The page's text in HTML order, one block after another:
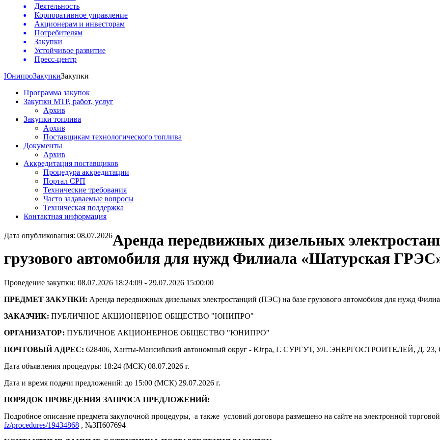
Деятельность
Корпоративное управление
Акционерам и инвесторам
Потребителям
Закупки
Устойчивое развитие
Пресс-центр
ЮнипроЗакупкиЗакупки
Программа закупок
Закупки МТР, работ, услуг
Архив
Закупки топлива
Архив
Поставщикам технологического топлива
Документы
Архив
Аккредитация поставщиков
Процедура аккредитации
Портал СРП
Технические требования
Часто задаваемые вопросы
Техническая поддержка
Контактная информация
Дата опубликования: 08.07.2026Аренда передвижных дизельных
грузового автомобиля для нужд Филиала «Шатурская
Проведение закупки: 08.07.2026 18:24:09 - 29.07.2026 15:00:00
ПРЕДМЕТ ЗАКУПКИ: Аренда передвижных дизельных электростанций (ПЭС) на базе грузового автомобиля для нужд
ЗАКАЗЧИК: ПУБЛИЧНОЕ АКЦИОНЕРНОЕ ОБЩЕСТВО "ЮНИПРО"
ОРГАНИЗАТОР: ПУБЛИЧНОЕ АКЦИОНЕРНОЕ ОБЩЕСТВО "ЮНИПРО"
ПОЧТОВЫЙ АДРЕС: 628406, Ханты-Мансийский автономный округ - Югра, Г. СУРГУТ, УЛ. ЭНЕРГОСТРОИТЕЛЕЙ, Д. 23,
Дата объявления процедуры: 18:24 (МСК) 08.07.2026 г.
Дата и время подачи предложений: до 15:00 (МСК) 29.07.2026 г.
ПОРЯДОК ПРОВЕДЕНИЯ ЗАПРОСА ПРЕДЛОЖЕНИЙ:
Подробное описание предмета закупочной процедуры, а также условий договора размещено на сайте на электронной
fz/procedures/19434868 , №ЗП607694